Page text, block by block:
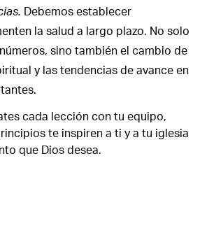
Debemos establecer
la salud a largo plazo. No solo
sino también el cambio de
y las tendencias de avance en
cada lección con tu equipo,
te inspiren a ti y a tu iglesia
que Dios desea.